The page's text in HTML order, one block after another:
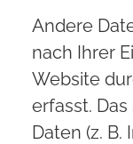
Andere
nach Ihrer
Website
erfasst.
Daten (z. B.